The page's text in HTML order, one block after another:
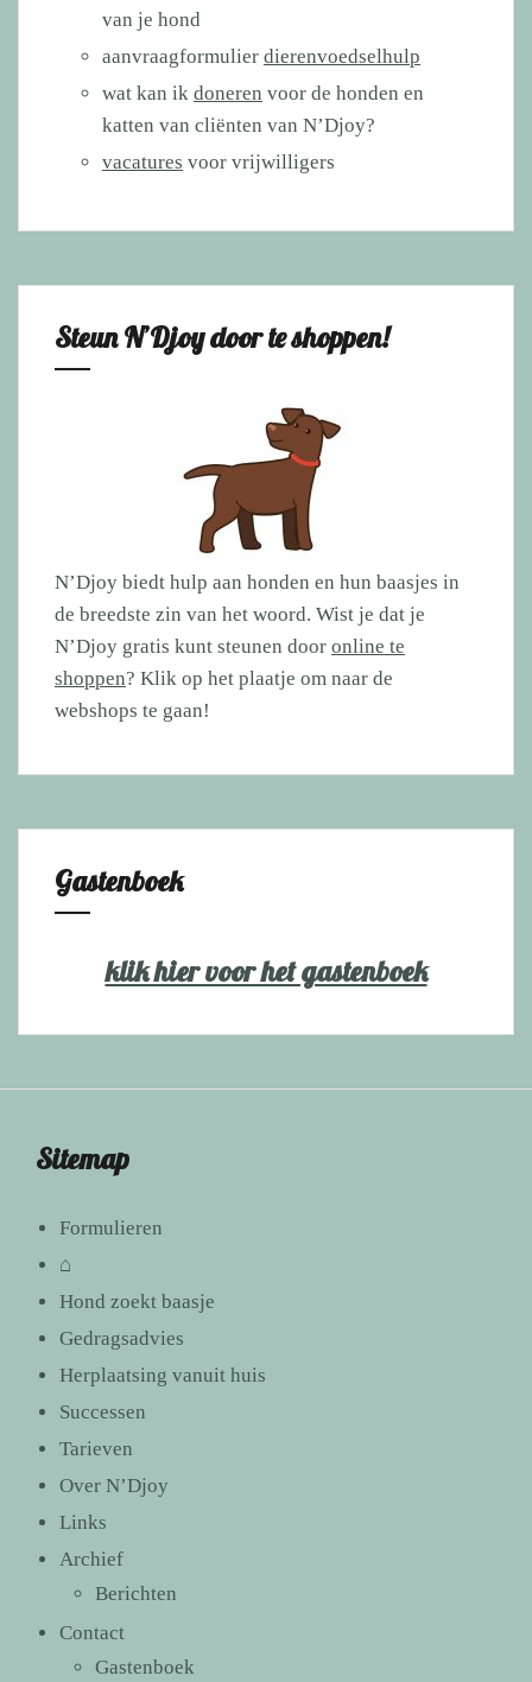
van je hond
aanvraagformulier dierenvoedselhulp
wat kan ik doneren voor de honden en
katten van cliënten van N’Djoy?
vacatures voor vrijwilligers
Steun N’Djoy door te shoppen!
N’Djoy biedt hulp aan honden en hun baasjes in
de breedste zin van het woord. Wist je dat je
N’Djoy gratis kunt steunen door online te
shoppen? Klik op het plaatje om naar de
webshops te gaan!
Gastenboek
klik hier voor het gastenboek
Sitemap
Formulieren
⌂
Hond zoekt baasje
Gedragsadvies
Herplaatsing vanuit huis
Successen
Tarieven
Over N’Djoy
Links
Archief
Berichten
Contact
Gastenboek